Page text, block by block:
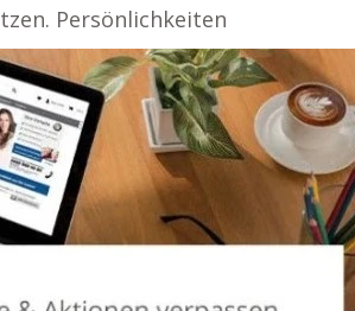
Persönlichkeiten